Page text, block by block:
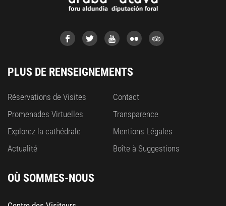
PLUS DE RENSEIGNEMENTS
Réservations de Visites
Promenades Virtuelles
Explorez la cathédrale
Actualité
Contact
Transparence
Mentions Légales
Boîte à Suggestions
OÙ SOMMES-NOUS